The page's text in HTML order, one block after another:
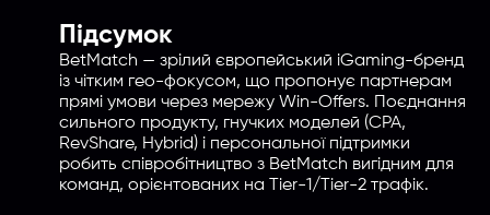
Підсумок
BetMatch — зрілий європейський iGaming-бренд
із чітким гео-фокусом, що пропонує партнерам
прямі умови через мережу Win-Offers. Поєднання
сильного продукту, гнучких моделей (CPA,
RevShare, Hybrid) і персональної підтримки
робить співробітництво з BetMatch вигідним для
команд, орієнтованих на Tier-1/Tier-2 трафік.